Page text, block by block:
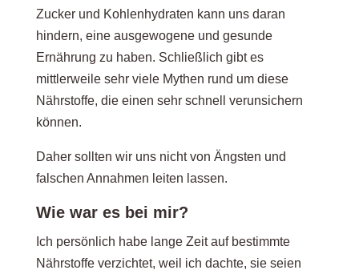
Zucker und Kohlenhydraten kann uns daran
hindern, eine ausgewogene und gesunde
Ernährung zu haben. Schließlich gibt es
mittlerweile sehr viele Mythen rund um diese
Nährstoffe, die einen sehr schnell verunsichern
können.
Daher sollten wir uns nicht von Ängsten und
falschen Annahmen leiten lassen.
Wie war es bei mir?
Ich persönlich habe lange Zeit auf bestimmte
Nährstoffe verzichtet, weil ich dachte, sie seien